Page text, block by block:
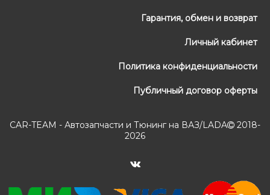
Гарантия, обмен и возврат
Личный кабинет
Политика конфиденциальности
Публичный договор оферты
CAR-TEAM - Автозапчасти и Тюнинг на ВАЗ/LADA
2018-
2026